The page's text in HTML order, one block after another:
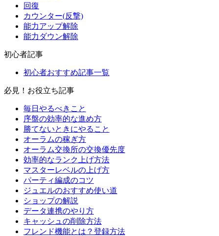
回復
カウンター(反撃)
能力アップ解除
能力ダウン解除
初心者記事
初心者おすすめ記事一覧
必見！お役立ち記事
毎日やるべきこと
序盤の効率的な進め方
勝てないときにやること
オーラムの稼ぎ方
オーラム交換所の交換優先度
効率的なランク上げ方法
マスターレベルの上げ方
パーティ編成のコツ
ジュエルのおすすめ使い道
ショップの解説
データ連携のやり方
キャッシュの削除方法
フレンド機能とは？登録方法